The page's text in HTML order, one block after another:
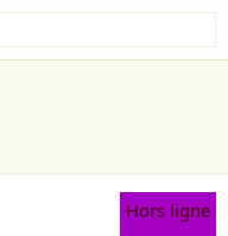
Hors ligne